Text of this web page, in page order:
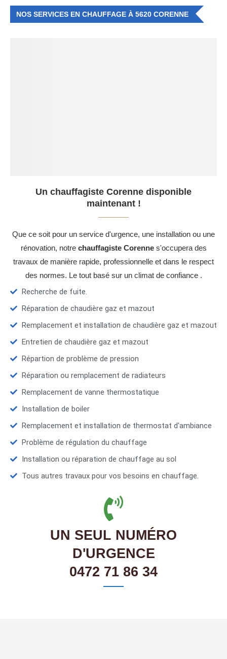
NOS SERVICES EN CHAUFFAGE À 5620 CORENNE
Un chauffagiste Corenne disponible
maintenant !
Que ce soit pour un service d'urgence, une installation ou une
rénovation, notre chauffagiste Corennes'occupera des
travaux de manière rapide, professionnelle et dans le respect
des normes. Le tout basé sur un climat de confiance .
Recherche de fuite.
Réparation de chaudière gaz et mazout
Remplacement et installation de chaudière gaz et mazout
Entretien de chaudière gaz et mazout
Répartion de problème de pression
Réparation ou remplacement de radiateurs
Remplacement de vanne thermostatique
Installation de boiler
Remplacement et installation de thermostat d'ambiance
Problème de régulation du chauffage
Installation ou réparation de chauffage au sol
Tous autres travaux pour vos besoins en chauffage.
UN SEUL NUMÉRO
D'URGENCE
0472 71 86 34